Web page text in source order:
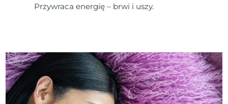
Przywraca energię – brwi i uszy.